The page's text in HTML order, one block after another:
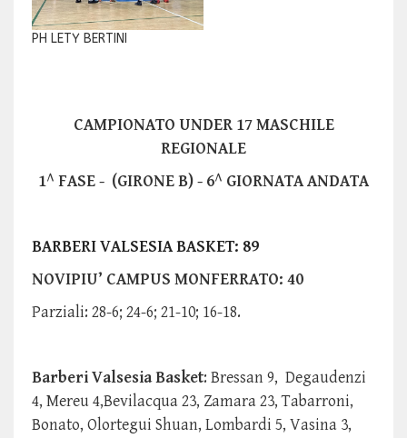
PH LETY BERTINI
CAMPIONATO UNDER 17 MASCHILE
REGIONALE
1^ FASE - (GIRONE B) - 6^ GIORNATA ANDATA
BARBERI VALSESIA BASKET: 89
NOVIPIU’ CAMPUS MONFERRATO: 40
Parziali: 28-6; 24-6; 21-10; 16-18.
Barberi Valsesia Basket: Bressan 9, Degaudenzi
4, Mereu 4,Bevilacqua 23, Zamara 23, Tabarroni,
Bonato, Olortegui Shuan, Lombardi 5, Vasina 3,